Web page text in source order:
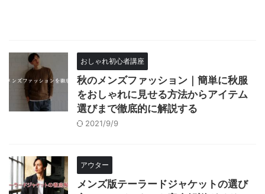
おしゃれ初心者講座
秋のメンズファッション｜簡単に秋服
をおしゃれに見せる方法からアイテム
選びまで徹底的に解説する
2021/9/9
アウター
メンズ版テーラードジャケットの選び